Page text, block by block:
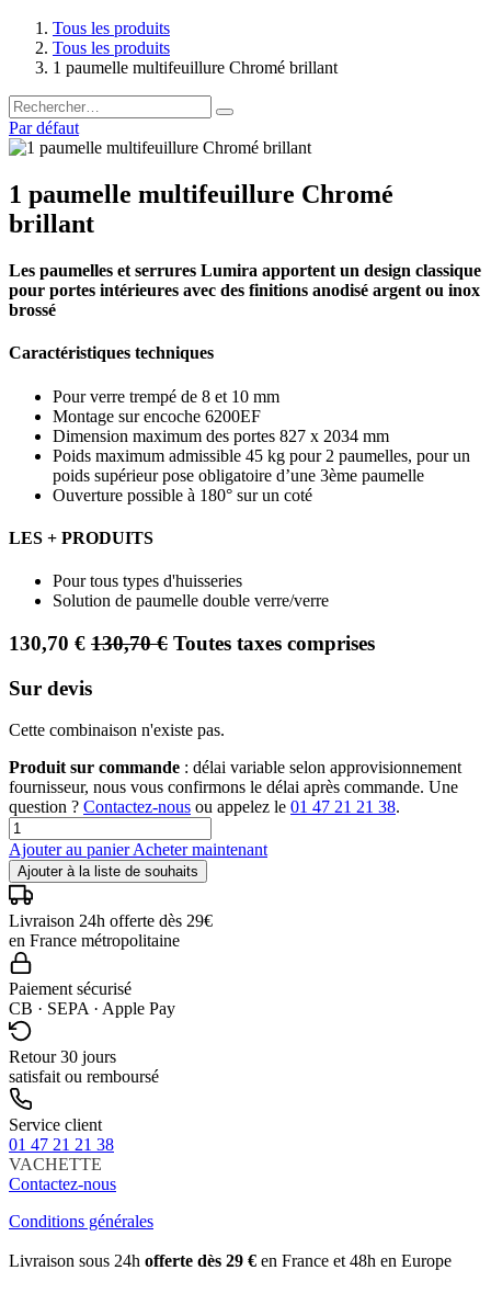
Tous les produits
Tous les produits
1 paumelle multifeuillure Chromé brillant
Par défaut
1 paumelle multifeuillure Chromé
brillant
Les paumelles et serrures Lumira apportent un design classique
pour portes intérieures avec des finitions anodisé argent ou inox
brossé
Caractéristiques techniques
Pour verre trempé de 8 et 10 mm
Montage sur encoche 6200EF
Dimension maximum des portes 827 x 2034 mm
Poids maximum admissible 45 kg pour 2 paumelles, pour un
poids supérieur pose obligatoire d’une 3ème paumelle
Ouverture possible à 180° sur un coté
LES + PRODUITS
Pour tous types d'huisseries
Solution de paumelle double verre/verre
130,70 € 130,70€ Toutes taxes comprises
Sur devis
Cette combinaison n'existe pas.
Produit sur commande : délai variable selon approvisionnement
fournisseur, nous vous confirmons le délai après commande. Une
question ? Contactez-nous ou appelez le 01 47 21 21 38.
Ajouter au panierAcheter maintenant
Ajouter à la liste de souhaits
Livraison 24h offerte dès 29€
en France métropolitaine
Paiement sécurisé
CB · SEPA · Apple Pay
Retour 30 jours
satisfait ou remboursé
Service client
01 47 21 21 38
VACHETTE
Contactez-nous
Conditions générales
Livraison sous 24h offerte dès 29 € en France et 48h en Europe